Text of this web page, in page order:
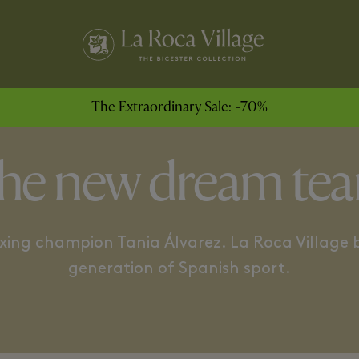
The Extraordinary Sale: -70%
new dream
champion Tania Álvarez. La Roca
generation of Spanish sport.